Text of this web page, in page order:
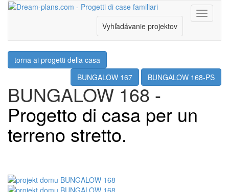
Menu
Vyhľadávanie projektov
torna ai progetti della casa
BUNGALOW 167
BUNGALOW 168-PS
BUNGALOW 168-
Progetto di casa per un
terreno stretto.